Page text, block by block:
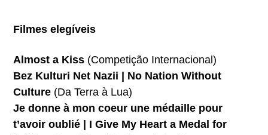
Filmes elegíveis
Almost a Kiss (Competição Internacional)
Bez Kulturi Net Nazii | No Nation Without
Culture (Da Terra à Lua)
Je donne à mon coeur une médaille pour
t’avoir oublié | I Give My Heart a Medal for